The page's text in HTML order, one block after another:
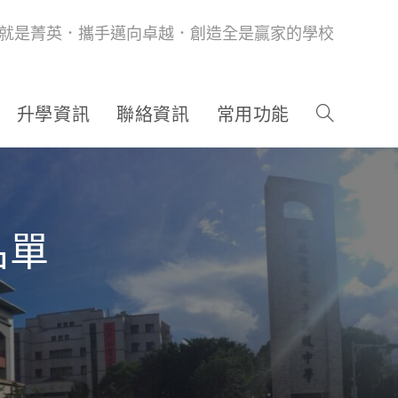
是菁英．攜手邁向卓越．創造全是贏家的學校
升學資訊 聯絡資訊 常用功能